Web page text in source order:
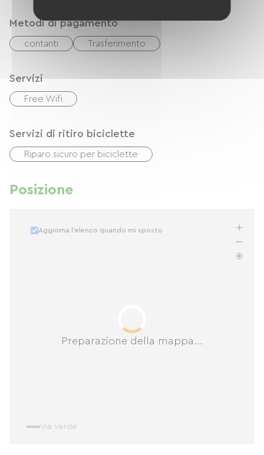
Metodi di pagamento
contanti Trasferimento
Servizi
Free Wifi
Servizi di ritiro biciclette
Riparo sicuro per biciclette
Posizione
Preparazione della mappa...
Aggiorna l'elenco quando mi sposto
Via verde